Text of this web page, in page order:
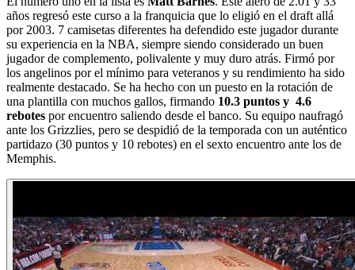
años regresó este curso a la franquicia que lo eligió en el draft allá
por 2003. 7 camisetas diferentes ha defendido este jugador durante
su experiencia en la NBA, siempre siendo considerado un buen
jugador de complemento, polivalente y muy duro atrás. Firmó por
los angelinos por el mínimo para veteranos y su rendimiento ha sido
realmente destacado. Se ha hecho con un puesto en la rotación de
una plantilla con muchos gallos, firmando 10.3 puntos y 4.6
rebotes por encuentro saliendo desde el banco. Su equipo naufragó
ante los Grizzlies, pero se despidió de la temporada con un auténtico
partidazo (30 puntos y 10 rebotes) en el sexto encuentro ante los de
Memphis.